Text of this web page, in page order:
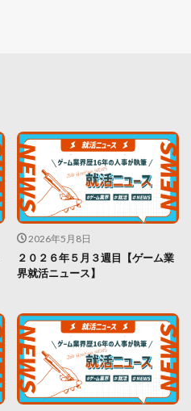
2026年5月8日
２０２６年５月３週目【ゲーム業
界就活ニュース】